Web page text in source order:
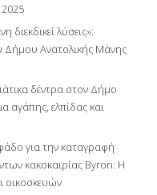
λύσεις»:
Δήμου Ανατολικής Μάνης
δέντρα στον Δήμο
αγάπης, ελπίδας και
για την καταγραφή
κακοκαιρίας Byron: Η
οικοσκευών